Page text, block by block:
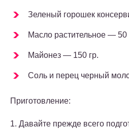
Зеленый горошек
Масло растительное — 50
Майонез — 150 гр.
Соль и перец черный
Приготовление:
1. Давайте прежде всего